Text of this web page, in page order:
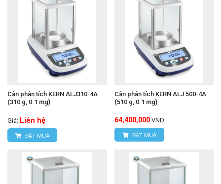
Cân phân tích KERN ALJ310-4A
(310 g, 0.1 mg)
Giá: Liên hệ
ĐẶT MUA
Cân phân tích KERN ALJ 500-4A
(510 g, 0.1 mg)
64,400,000 VND
ĐẶT MUA